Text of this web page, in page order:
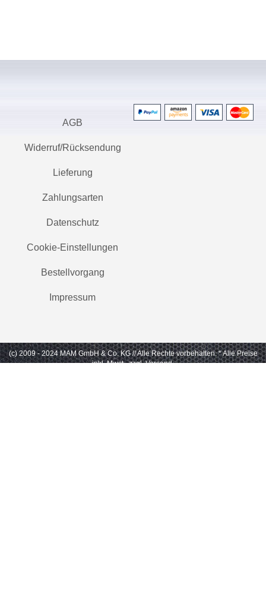
AGB
Widerruf/Rücksendung
Lieferung
Zahlungsarten
Datenschutz
Cookie-Einstellungen
Bestellvorgang
Impressum
(c) 2009 - 2024 MAM GmbH & Co. KG // Alle Rechte vorbehalten. * Alle Preise
inkl. Mwst., zzgl. Versand.